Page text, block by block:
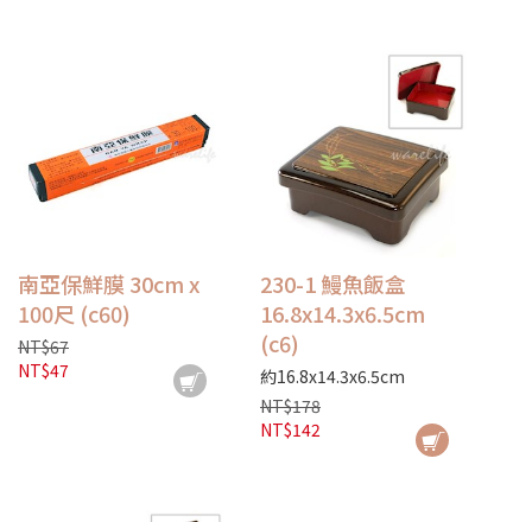
南亞保鮮膜 30cm x
100尺 (c60)
NT$67
NT$47
230-1 鰻魚飯盒
16.8x14.3x6.5cm
(c6)
約16.8x14.3x6.5cm
NT$178
NT$142